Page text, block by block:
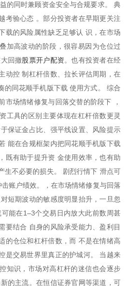
的同时兼顾资金安全与合规要求。 典
考验心态 。部分投资者在早期更关注
载的风险属性缺乏足够认 识，在市场
加高波动的阶段，很容易因为仓位过
回撤股票开户配资。也有投资者在经
动控 制杠杆倍数、拉长评估周期，在
的同花顺手机版下载 使用方式。 综合
市场情绪修复与回落交替的阶段下 ，
工具的区别主要体现在杠杆倍数更灵
保证金占比、强平线设置、风险提示
能在合规框架内把同花顺手机版下载
既有助于提升资 金使用效率，也有助
生不必要的损失。 剧烈行情下 滑点可
账户绩效。，在市场情绪修复与回落
短期波动的敏感度明显抬升，一旦忽
能在1–3个交易日内放大此前数周甚
要结合 自身的风险承受能力、盈利目
的仓位和杠杆倍数，而 不是在情绪高
是交易世界里真正的护城河。 当越来
知识，市场对高杠杆的迷信也会逐步
的主流。在恒信证券官网等渠道，可